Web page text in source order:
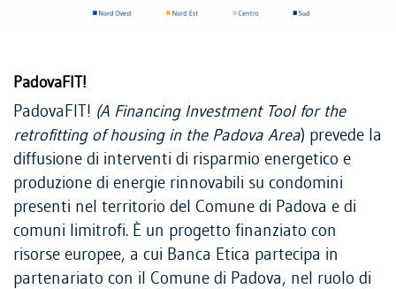
PadovaFIT!
PadovaFIT! (A Financing Investment Tool for the
retrofitting of housing in the Padova Area) prevede la
diffusione di interventi di risparmio energetico e
produzione di energie rinnovabili su condomini
presenti nel territorio del Comune di Padova e di
comuni limitrofi. È un progetto finanziato con
risorse europee, a cui Banca Etica partecipa in
partenariato con il Comune di Padova, nel ruolo di